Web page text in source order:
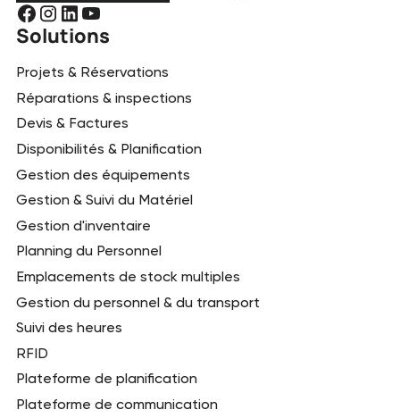
Solutions
Projets & Réservations
Réparations & inspections
Devis & Factures
Disponibilités & Planification
Gestion des équipements
Gestion & Suivi du Matériel
Gestion d'inventaire
Planning du Personnel
Emplacements de stock multiples
Gestion du personnel & du transport
Suivi des heures
RFID
Plateforme de planification
Plateforme de communication